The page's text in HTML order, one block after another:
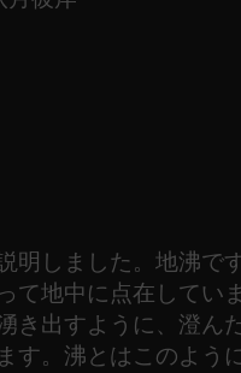
明しました。地沸です
て地中に点在していま
き出すように、澄ん
す。沸とはこのよう